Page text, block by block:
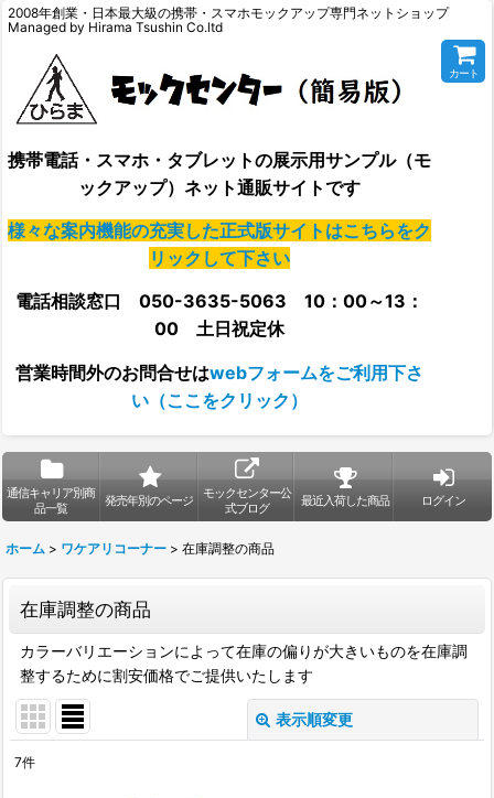
2008年創業・日本最大級の携帯・スマホモックアップ専門ネットショップ
Managed by Hirama Tsushin Co.ltd
携帯電話・スマホ・タブレットの展示用サンプル（モ
ックアップ）ネット通販サイトです
様々な案内機能の充実した正式版サイトはこちらをク
リックして下さい
電話相談窓口 050-3635-5063 10：00～13：
00 土日祝定休
営業時間外のお問合せはwebフォームをご利用下さ
い（ここをクリック）
カート
通信キャリア別商
品一覧
発売年別のページ
モックセンター公
式ブログ
最近入荷した商品 ログイン
ホーム > ワケアリコーナー > 在庫調整の商品
在庫調整の商品
カラーバリエーションによって在庫の偏りが大きいものを在庫調
整するために割安価格でご提供いたします
表示順変更
7件